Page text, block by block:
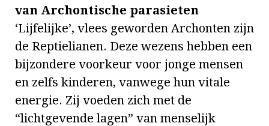
van Archontische parasieten
‘Lijfelijke’, vlees geworden Archonten zijn
de Reptielianen. Deze wezens hebben een
bijzondere voorkeur voor jonge mensen
en zelfs kinderen, vanwege hun vitale
energie. Zij voeden zich met de
“lichtgevende lagen” van menselijk